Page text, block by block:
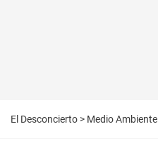
El Desconcierto > Medio Ambiente